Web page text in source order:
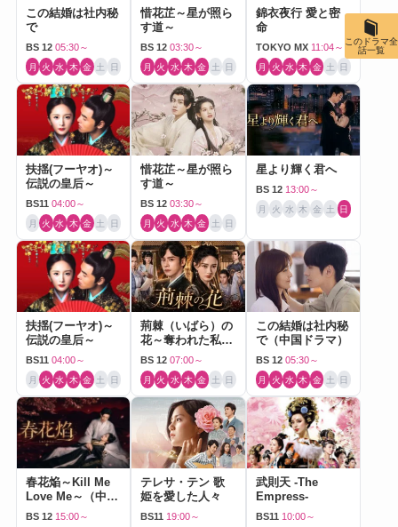
この結婚は社内秘
で
BS 12 05:30～
月 火 水 木 金 土 日
惜花芷～星が照ら
す道～
BS 12 03:30～
月 火 水 木 金 土 日
錦衣夜行 愛と密
命
TOKYO MX 11:04～
月 火 水 木 金 土 日
扶揺(フーヤオ)～
伝説の皇后～
BS11 04:00～
月 火 水 木 金 土 日
惜花芷～星が照ら
す道～
BS 12 03:30～
月 火 水 木 金 土 日
星より輝く君へ
BS 12 13:00～
月 火 水 木 金 土 日
扶揺(フーヤオ)～
伝説の皇后～
BS11 04:00～
月 火 水 木 金 土 日
荊棘（いばら）の
花～奪われた私～
（中国ドラマ）
BS 12 07:00～
月 火 水 木 金 土 日
この結婚は社内秘
で（中国ドラマ）
BS 12 05:30～
月 火 水 木 金 土 日
春花焔～Kill Me
Love Me～（中国
ドラマ）
BS 12 15:00～
テレサ・テン 歌
姫を愛した人々
BS11 19:00～
武則天 -The
Empress-
BS11 10:00～
このドラマ全
話一覧